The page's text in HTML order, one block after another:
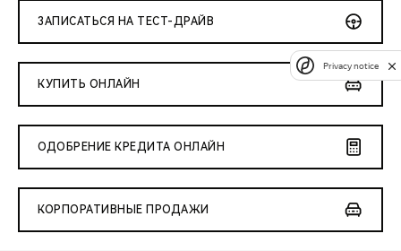
ЗАПИСАТЬСЯ НА ТЕСТ-ДРАЙВ
КУПИТЬ ОНЛАЙН
ОДОБРЕНИЕ КРЕДИТА ОНЛАЙН
КОРПОРАТИВНЫЕ ПРОДАЖИ
Privacy notice